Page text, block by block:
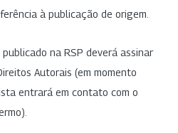
à publicação de origem.
na RSP deverá assinar
Autorais (em momento
entrará em contato com o